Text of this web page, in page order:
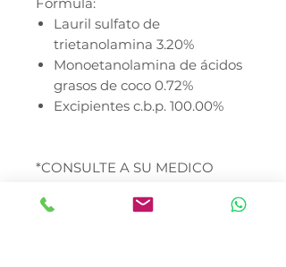
Fórmula:
Lauril sulfato de
trietanolamina 3.20%
Monoetanolamina de ácidos
grasos de coco 0.72%
Excipientes c.b.p. 100.00%
*CONSULTE A SU MEDICO
*EL PRECIO DEL PRODUCTO